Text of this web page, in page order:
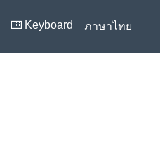
⌨️ Keyboard ภาษาไทย